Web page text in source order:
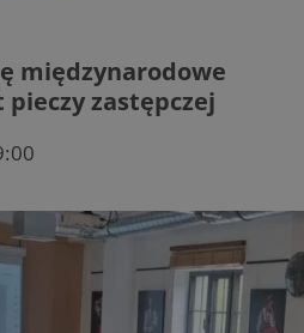
międzynarodowe
zastępczej